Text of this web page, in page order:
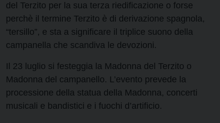
del Terzito per la sua terza riedificazione o forse
perchè il termine Terzito è di derivazione spagnola,
“tersillo”, e sta a significare il triplice suono della
campanella che scandiva le devozioni.
Il 23 luglio si festeggia la Madonna del Terzito o
Madonna del campanello. L’evento prevede la
processione della statua della Madonna, concerti
musicali e bandistici e i fuochi d’artificio.